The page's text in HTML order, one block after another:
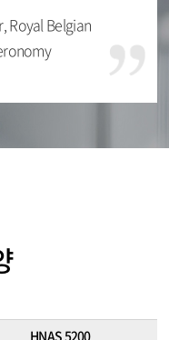
Royal Belgian
HNAS 5200